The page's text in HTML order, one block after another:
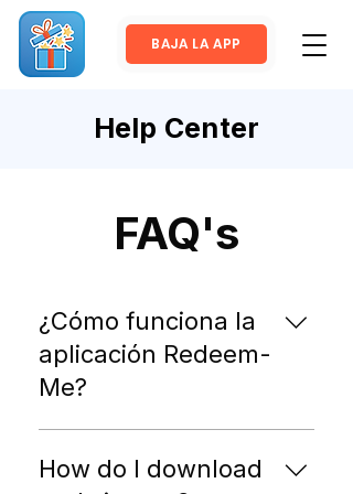
BAJA LA APP
Help Center
FAQ's
¿Cómo funciona la
aplicación Redeem-
Me?
fidelización tradicionales en
How do I download